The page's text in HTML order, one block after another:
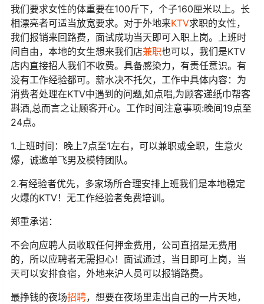
我们要求女性的体重要在100斤下，个子160厘米以上。长
相漂亮者可适当放宽要求。对于外地来KTV求职的女性，
我们报销来回路费，面试成功当天即可入职上岗。上班时
间自由，本地的女生想来我们店兼职也可以，我们是KTV
店内直接招人我们不收费。具备感染力，有责任意识。有
没有工作经验都可。薪水决不托欠，工作中具体内容：为
消费者处理在KTV中遇到的问题,如点唱,为顾客递纸巾帮客
斟酒,总而言之让顾客开心。工作时间注意事项:晚间19点至
24点。
1.上班时间：晚上7点至1左右，可以兼职或全职，生意火
爆，诚邀单飞男及模特团队。
2.有经验者优先，多家场所合理安排上班我们是本地稳定
火爆的KTV！无工作经验者免费培训。
郑重承诺：
不会向应聘人员收取任何押金费用，公司直招是无费用
的，所以应聘者无需担心！面试通过，当日即可上岗，当
天可以安排食宿，外地来沪人员可以报销路费。
最挣钱的夜场招聘，想要在夜场里走出自己的一片天地，